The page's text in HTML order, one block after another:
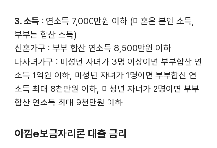
3. 소득 : 연소득 7,000만원 이하 (미혼은 본인 소득,
부부는 합산 소득)
신혼가구 : 부부 합산 연소득 8,500만원 이하
다자녀가구 : 미성년 자녀가 3명 이상이면 부부합산 연
소득 1억원 이하, 미성년 자녀가 1명이면 부부합산 연
소득 최대 8천만원 이하, 미성년 자녀가 2명이면 부부
합산 연소득 최대 9천만원 이하
아낌e보금자리론 대출 금리